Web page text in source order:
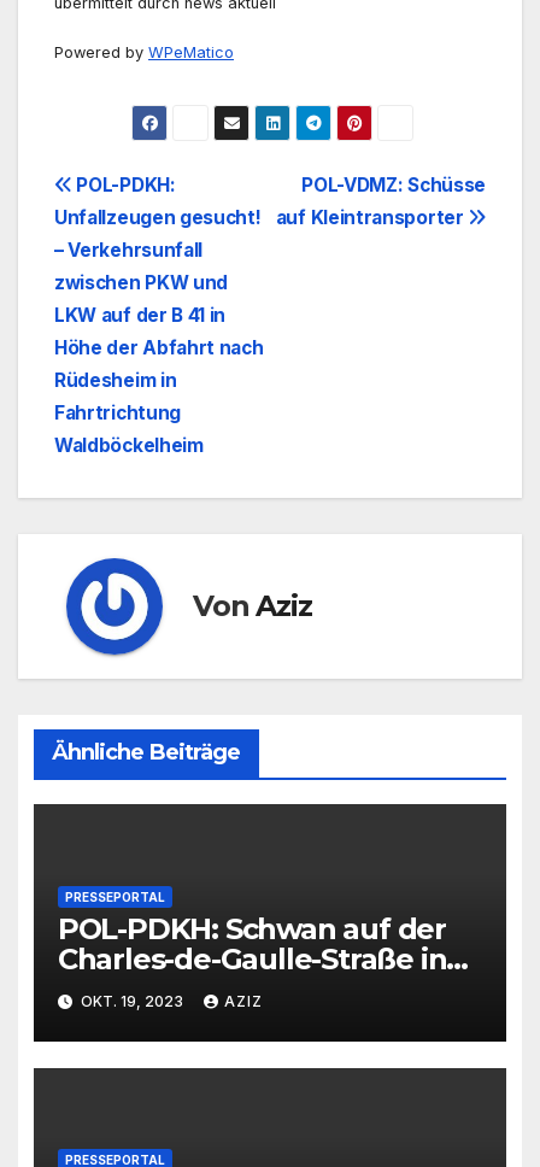
Powered by WPeMatico
Beitrags-
Navigation
POL-VDMZ: Schüsse
auf Kleintransporter
POL-PDKH:
Unfallzeugen gesucht!
– Verkehrsunfall
zwischen PKW und
LKW auf der B 41 in
Höhe der Abfahrt nach
Rüdesheim in
Fahrtrichtung
Waldböckelheim
VonAziz
Ähnliche Beiträge
PRESSEPORTAL
POL-PDKH: Schwan auf der
Charles-de-Gaulle-Straße in
Bad Kreuznach beeinflusst
Feierabendverkehr
OKT. 19, 2023 AZIZ
PRESSEPORTAL